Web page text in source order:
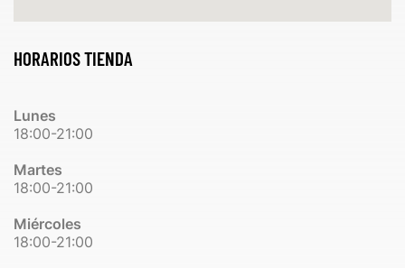
HORARIOS TIENDA
Lunes
18:00-21:00
Martes
18:00-21:00
Miércoles
18:00-21:00